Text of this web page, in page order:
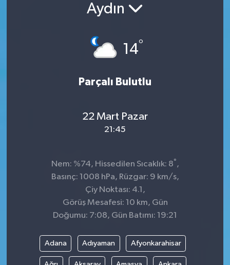
Aydın
14°
Parçalı Bulutlu
22 Mart Pazar
21:45
Nem: %74, Hissedilen Sıcaklık: 8° ,
Basınç: 1008 hPa, Rüzgar: 9 km/s,
Çiy Noktası: 4.1,
Görüş Mesafesi: 10 km, Gün
Doğumu: 7:08, Gün Batımı: 19:21
Adana Adıyaman Afyonkarahisar